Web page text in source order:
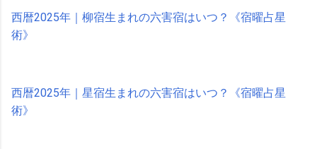
西暦2025年｜柳宿生まれの六害宿はいつ？《宿曜占星
術》
西暦2025年｜星宿生まれの六害宿はいつ？《宿曜占星
術》